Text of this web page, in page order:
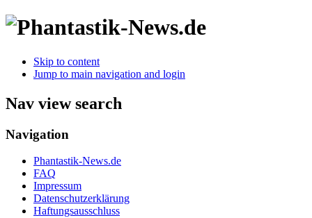
Skip to content
Jump to main navigation and login
Nav view search
Navigation
Phantastik-News.de
FAQ
Impressum
Datenschutzerklärung
Haftungsausschluss